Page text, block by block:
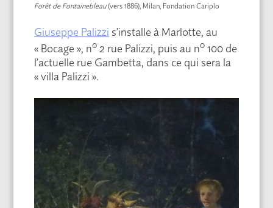
Forêt de Fontainebleau(vers 1886), Milan, Fondation Cariplo
Giuseppe Palizzi s’installe à Marlotte, au
« Bocage », no 2 rue Palizzi, puis au no 100 de
l’actuelle rue Gambetta, dans ce qui sera la
« villa Palizzi ».